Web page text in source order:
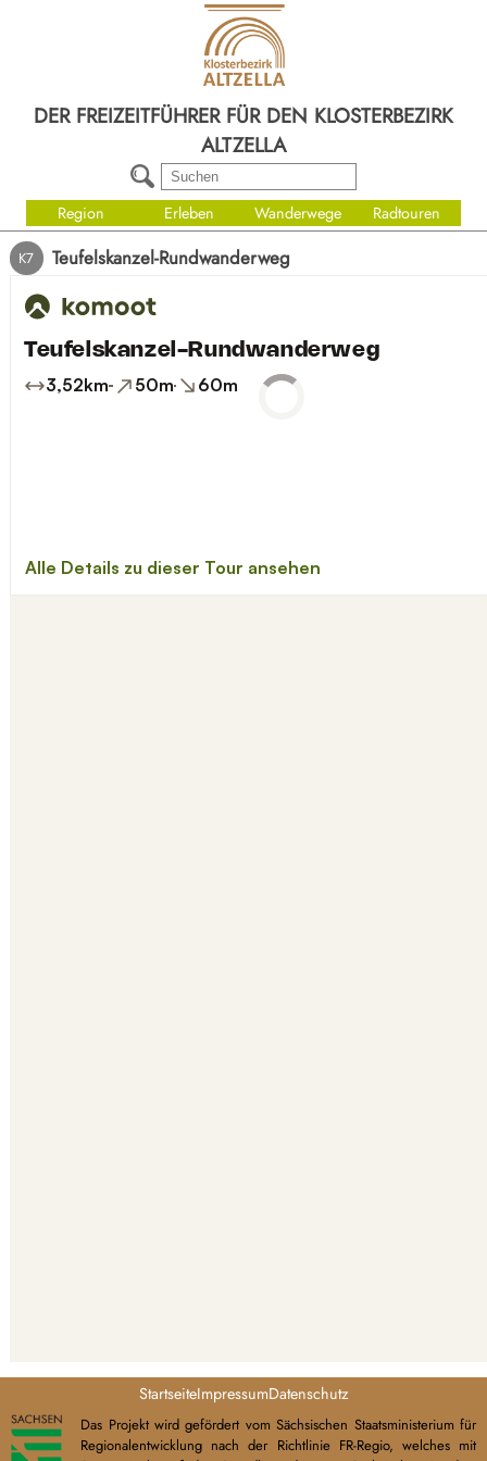
DER FREIZEITFÜHRER FÜR DEN KLOSTERBEZIRK
ALTZELLA
Region Erleben Wanderwege Radtouren
K7 Teufelskanzel-Rundwanderweg
StartseiteImpressumDatenschutz
Das Projekt wird gefördert vom Sächsischen Staatsministerium für
Regionalentwicklung nach der Richtlinie FR-Regio, welches mit